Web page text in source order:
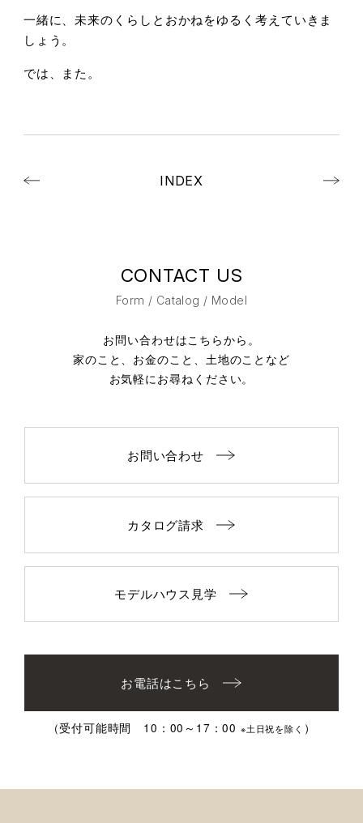
一緒に、未来のくらしとおかねをゆるく考えていきま
しょう。
では、また。
INDEX
CONTACT US
Form / Catalog / Model
お問い合わせはこちらから。
家のこと、お金のこと、土地のことなど
お気軽にお尋ねください。
お問い合わせ
カタログ請求
モデルハウス見学
お電話はこちら
（受付可能時間 10：00～17：00 ※土日祝を除く ）